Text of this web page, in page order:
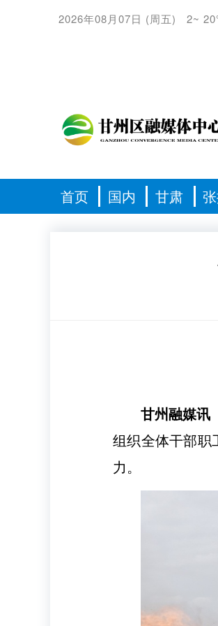
2026年08月07日 (周五) 2~
首页 国内 甘肃
甘州融媒讯
组织全体干部职
力。